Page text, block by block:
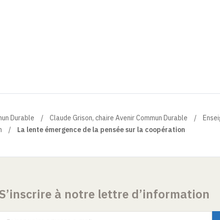
Durable Claude Grison, chaire Avenir Commun Durable
La lente émergence de la pensée sur la coopération
à notre lettre d’information